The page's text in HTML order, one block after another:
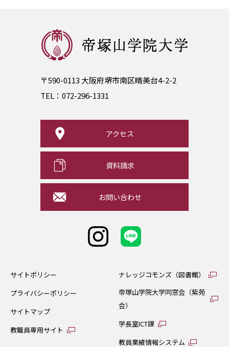
〒590-0113 大阪府堺市南区晴美台4-2-2
TEL： 072-296-1331
アクセス
資料請求
お問い合わせ
サイトポリシー
プライバシーポリシー
サイトマップ
教職員専用サイト
ナレッジコモンズ（図書館）
帝塚山学院大学同窓会（紫苑
会）
学長室ICT課
教員業績情報システム